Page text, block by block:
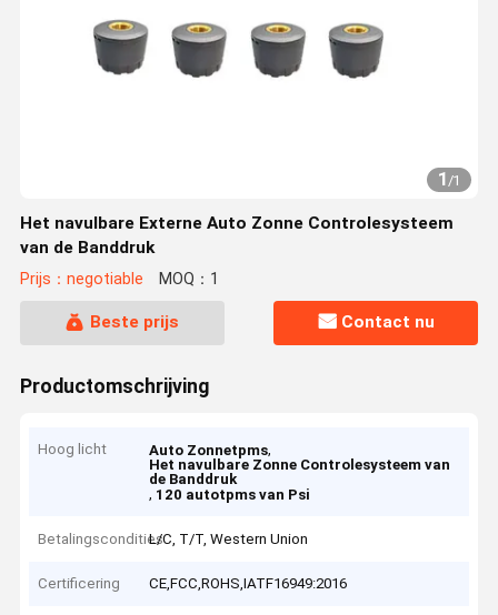
1/1
Het navulbare Externe Auto Zonne Controlesysteem
van de Banddruk
Prijs：negotiable MOQ：1
Beste prijs Contact nu
Productomschrijving
Hoog licht Auto Zonnetpms,
Het navulbare Zonne Controlesysteem van
de Banddruk
, 120 autotpms van Psi
BetalingsconditiesL/C, T/T, Western Union
Certificering CE,FCC,ROHS,IATF16949:2016